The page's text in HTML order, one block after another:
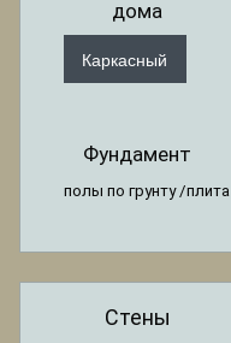
дома
Каркасный
Фундамент
полы по грунту /плита
Стены